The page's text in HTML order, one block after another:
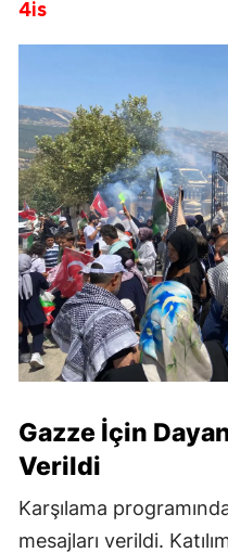
4is
Gazze İçin
Verildi
Karşılama
mesajları verildi.